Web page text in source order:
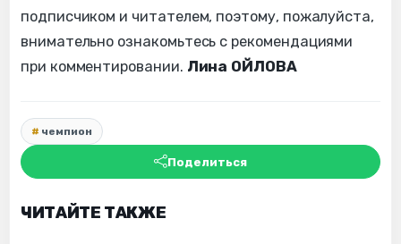
подписчиком и читателем, поэтому, пожалуйста,
внимательно ознакомьтесь с рекомендациями
при комментировании. Лина ОЙЛОВА
чемпион
Поделиться
ЧИТАЙТЕ ТАКЖЕ